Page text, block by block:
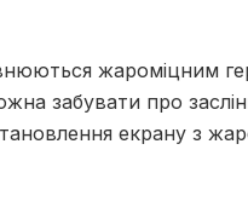
жароміцним
забувати про
екрану з